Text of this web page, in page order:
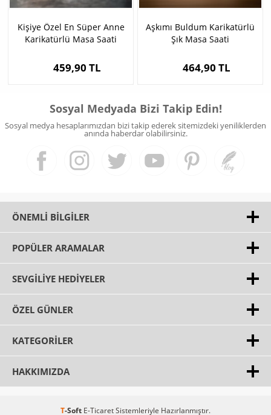
Kişiye Özel En Süper Anne
Karikatürlü Masa Saati
459,90 TL
Aşkımı Buldum Karikatürlü
Şık Masa Saati
464,90 TL
Sosyal Medyada Bizi Takip Edin!
Sosyal medya hesaplarımızdan bizi takip ederek sitemizdeki yeniliklerden
anında haberdar olabilirsiniz.
ÖNEMLI BILGILER
POPÜLER ARAMALAR
SEVGILIYE HEDIYELER
ÖZEL GÜNLER
KATEGORILER
HAKKIMIZDA
T-Soft E-TicaretSistemleriyle Hazırlanmıştır.